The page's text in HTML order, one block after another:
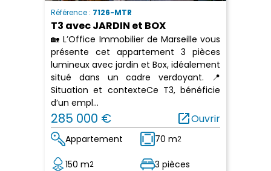
Référence : 7126-MTR
T3 avec JARDIN et BOX
🏡 L’Office Immobilier de Marseille vous
présente cet appartement 3 pièces
lumineux avec jardin et Box, idéalement
situé dans un cadre verdoyant. 📍
Situation et contexteCe T3, bénéficie
d’un empl...
285 000 € open_in_newOuvrir
Appartement 70 m2
150 m2 3 pièces